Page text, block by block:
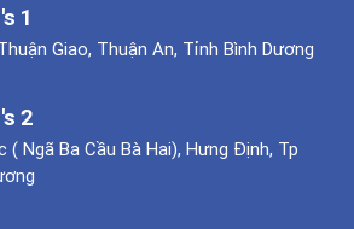
1
Giao, Thuận An, Tỉnh Bình Dương
2
( Ngã Ba Cầu Bà Hai), Hưng Định, Tp